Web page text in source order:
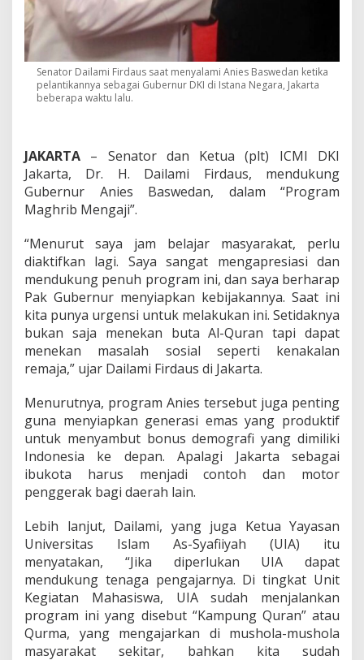
u
k
u
n
g
P
a
m
"
g
h
r
i
b
e
n
g
a
"
G
a
g
a
s
a
G
u
b
e
r
n
u
r
Senator Dailami Firdaus saat menyalami Anies Baswedan ketika
pelantikannya sebagai Gubernur DKI di Istana Negara, Jakarta
beberapa waktu lalu.
JAKARTA – Senator dan Ketua (plt) ICMI DKI
Jakarta, Dr. H. Dailami Firdaus, mendukung
Gubernur Anies Baswedan, dalam “Program
Maghrib Mengaji”.
“Menurut saya jam belajar masyarakat, perlu
diaktifkan lagi. Saya sangat mengapresiasi dan
mendukung penuh program ini, dan saya berharap
Pak Gubernur menyiapkan kebijakannya. Saat ini
kita punya urgensi untuk melakukan ini. Setidaknya
bukan saja menekan buta Al-Quran tapi dapat
menekan masalah sosial seperti kenakalan
remaja,” ujar Dailami Firdaus di Jakarta.
Menurutnya, program Anies tersebut juga penting
guna menyiapkan generasi emas yang produktif
untuk menyambut bonus demografi yang dimiliki
Indonesia ke depan. Apalagi Jakarta sebagai
ibukota harus menjadi contoh dan motor
penggerak bagi daerah lain.
Lebih lanjut, Dailami, yang juga Ketua Yayasan
Universitas Islam As-Syafiiyah (UIA) itu
menyatakan, “Jika diperlukan UIA dapat
mendukung tenaga pengajarnya. Di tingkat Unit
Kegiatan Mahasiswa, UIA sudah menjalankan
program ini yang disebut “Kampung Quran” atau
Qurma, yang mengajarkan di mushola-mushola
masyarakat sekitar, bahkan kita sudah